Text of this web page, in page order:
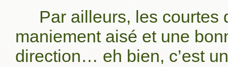
Par ailleurs, les courtes
maniement aisé et une
direction… eh bien, c’est